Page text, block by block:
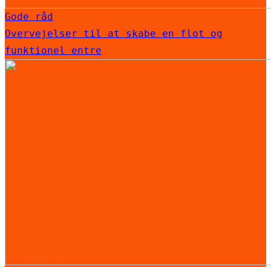
Gode råd
Overvejelser til at skabe en flot og
funktionel entre